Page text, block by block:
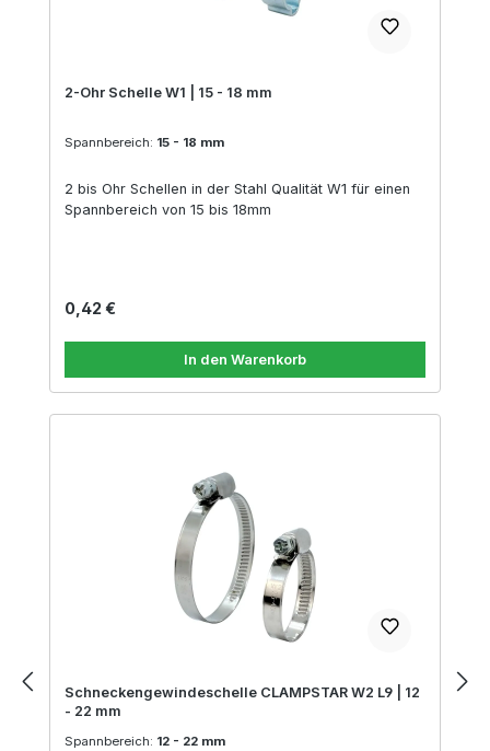
2-Ohr Schelle W1 | 15 - 18 mm
Spannbereich: 15 - 18 mm
2 bis Ohr Schellen in der Stahl Qualität W1 für einen
Spannbereich von 15 bis 18mm
Regulärer Preis:
0,42 €
In den Warenkorb
Schneckengewindeschelle CLAMPSTAR W2 L9 | 12
- 22 mm
Spannbereich: 12 - 22 mm